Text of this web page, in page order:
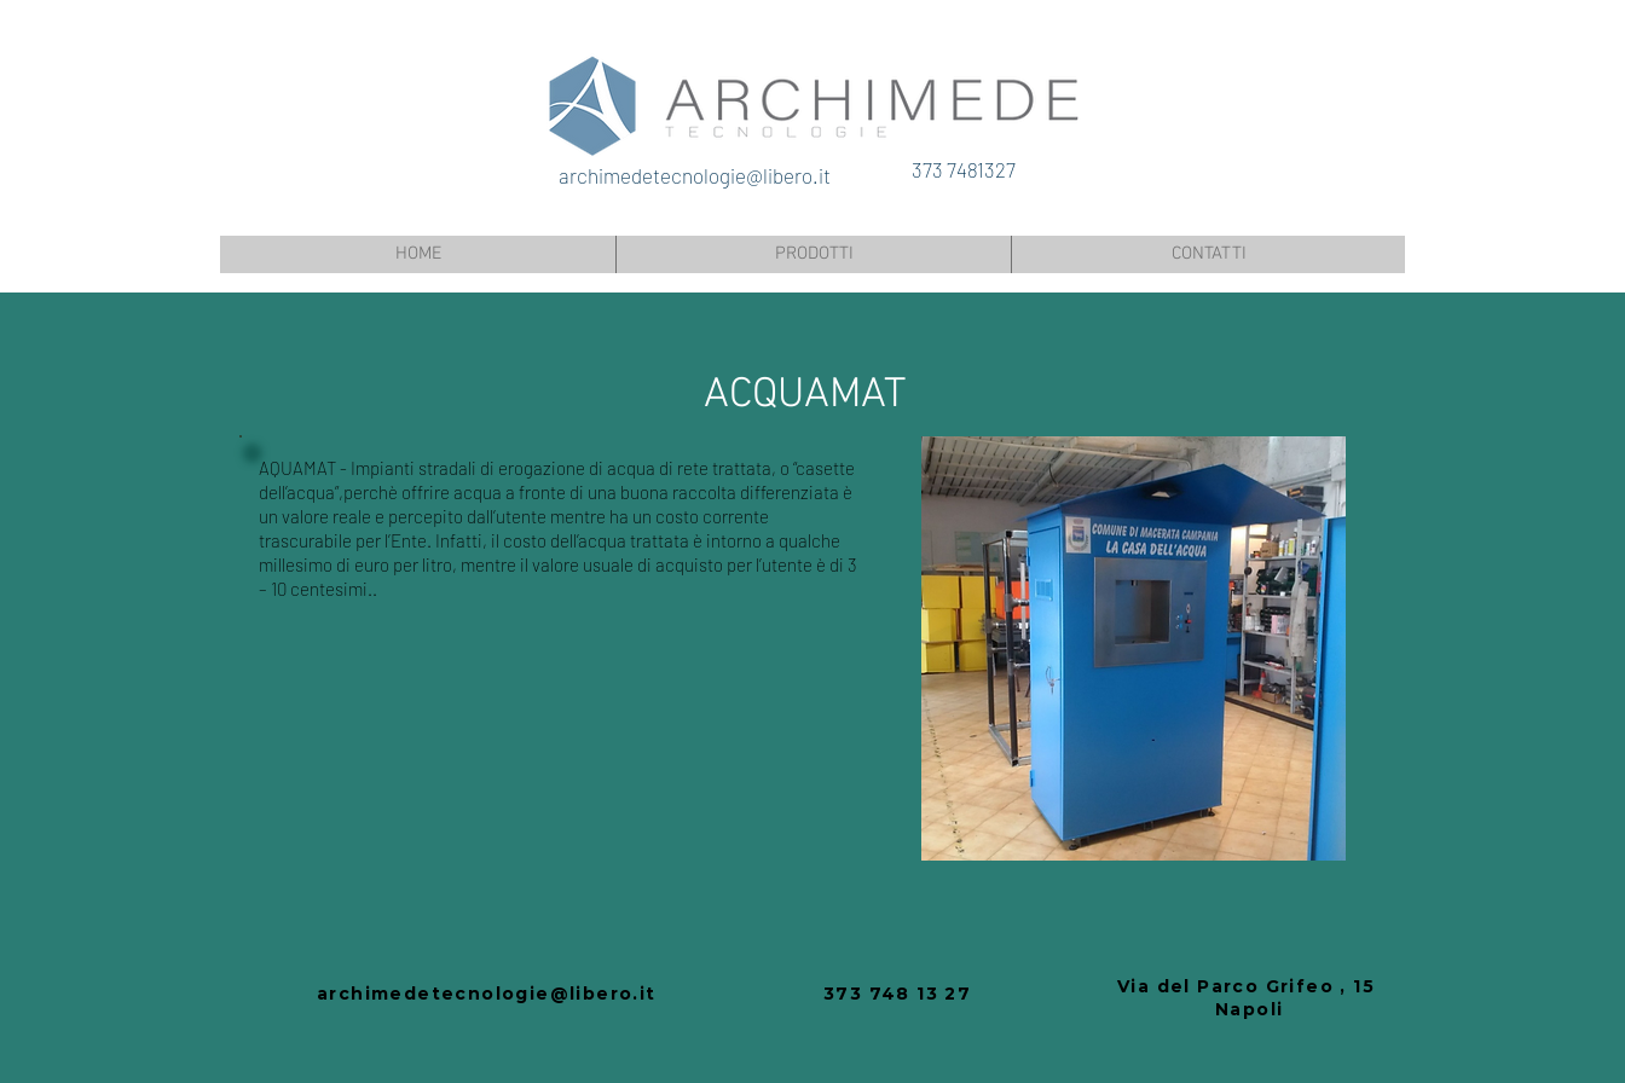
archimedetecnologie@libero.it 373 7481327
HOME PRODOTTI CONTATTI
ACQUAMAT
AQUAMAT - Impianti stradali di erogazione di acqua di rete trattata, o “casette
dell’acqua”,perchè offrire acqua a fronte di una buona raccolta differenziata è
un valore reale e percepito dall’utente mentre ha un costo corrente
trascurabile per l’Ente. Infatti, il costo dell’acqua trattata è intorno a qualche
millesimo di euro per litro, mentre il valore usuale di acquisto per l’utente è di 3
– 10 centesimi..
archimedetecnologie@libero.it 373 748 13 27 Via del Parco Grifeo , 15
Napoli